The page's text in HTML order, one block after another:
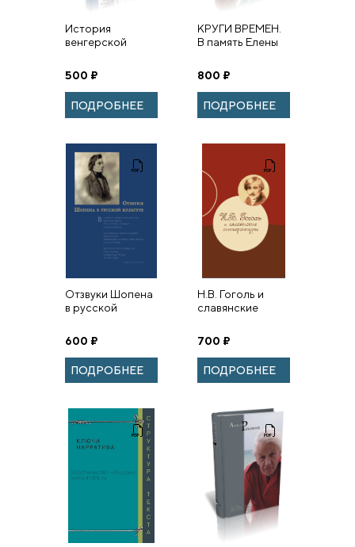
История
венгерской
портретах
500 ₽
ПОДРОБНЕЕ
КРУГИ ВРЕМЕН.
В память Елены
Ромодановской.
Том 2:
Исследования.
Посвящения и
800 ₽
ПОДРОБНЕЕ
Отзвуки Шопена
в русской
600 ₽
ПОДРОБНЕЕ
Н.В. Гоголь и
славянские
700 ₽
ПОДРОБНЕЕ